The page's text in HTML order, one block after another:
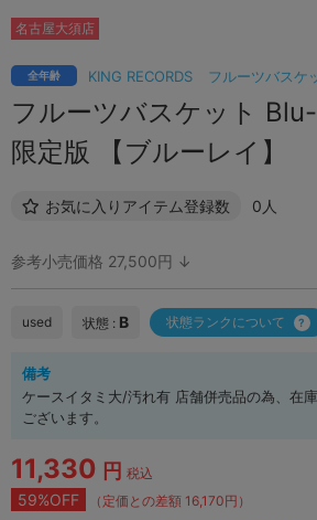
KING RECORDS フルーツバスケ
全年齢
フルーツバスケット
限定版 【ブルーレイ】
お気に入りアイテム登録数 0人
名古屋大須店
参考小売価格 27,500円 ↓
used 状態 : B 状態ランクについて
備考
ケースイタミ大/汚れ有 店舗併売品の為、在
ございます。
11,330 円 税込
59%OFF （定価との差額 16,170円）